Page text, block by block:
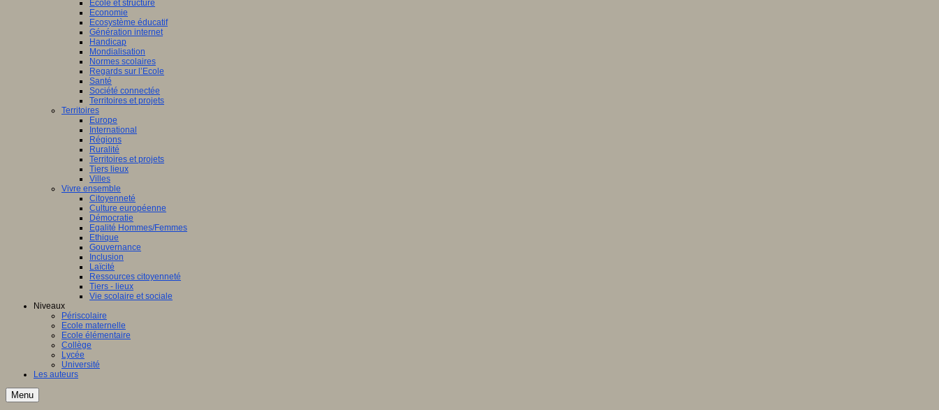
Ecole et structure
Economie
Ecosystème éducatif
Génération internet
Handicap
Mondialisation
Normes scolaires
Regards sur l’Ecole
Santé
Société connectée
Territoires et projets
Territoires
Europe
International
Régions
Ruralité
Territoires et projets
Tiers lieux
Villes
Vivre ensemble
Citoyenneté
Culture européenne
Démocratie
Egalité Hommes/Femmes
Ethique
Gouvernance
Inclusion
Laïcité
Ressources citoyenneté
Tiers - lieux
Vie scolaire et sociale
Niveaux
Périscolaire
Ecole maternelle
Ecole élémentaire
Collège
Lycée
Université
Les auteurs
Menu